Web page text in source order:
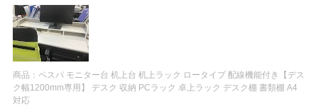
商品： ペスパ モニター台 机上台 机上ラック ロータイプ 配線機能付き【デス
ク幅1200mm専用】 デスク 収納 PCラック 卓上ラック デスク棚 書類棚 A4
対応